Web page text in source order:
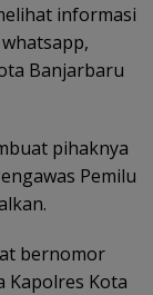
informasi
Banjarbaru
pihaknya
Pemilu
bernomor
Kapolres Kota